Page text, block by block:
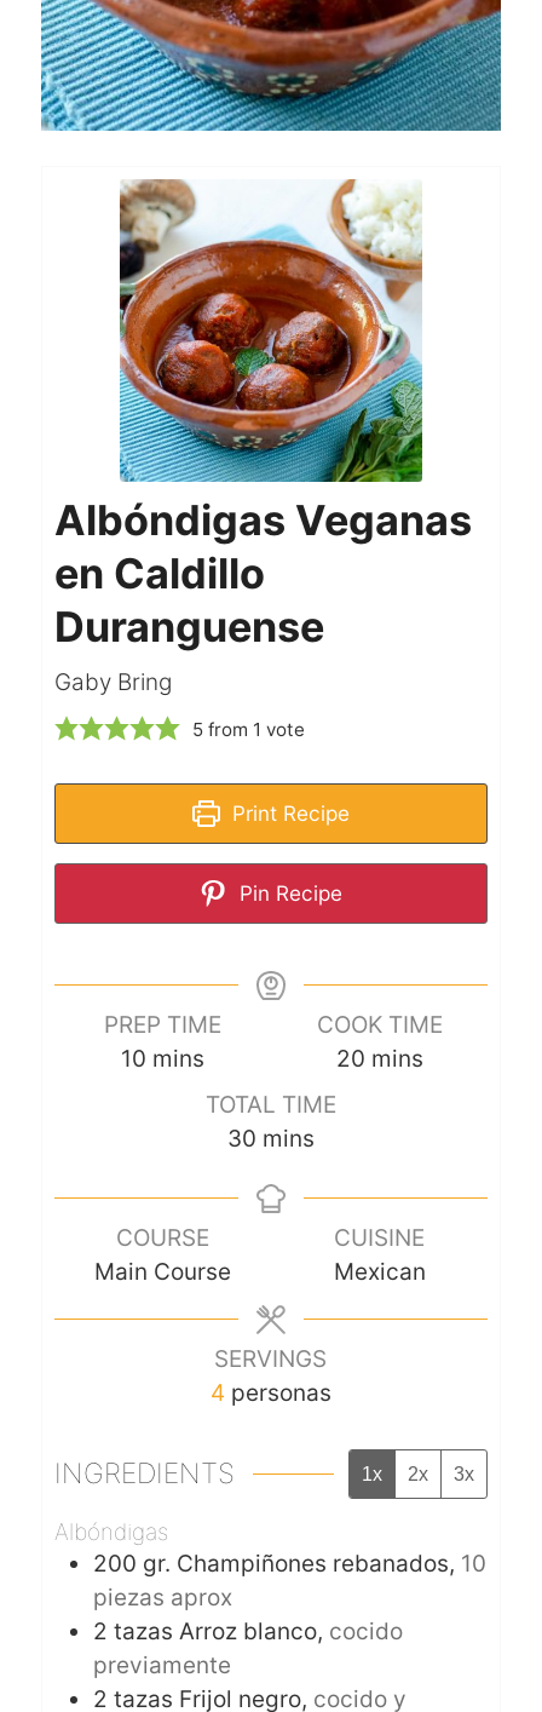
Albóndigas Veganas
en Caldillo
Duranguense
Gaby Bring
5 from 1 vote
Print Recipe
Pin Recipe
PREP TIME
10 mins
COOK TIME
20 mins
TOTAL TIME
30 mins
COURSE
Main Course
CUISINE
Mexican
SERVINGS
4 personas
INGREDIENTS 1x 2x 3x
Albóndigas
200 gr. Champiñones rebanados, 10
piezas aprox
2 tazas Arroz blanco, cocido
previamente
2 tazas Frijol negro, cocido y